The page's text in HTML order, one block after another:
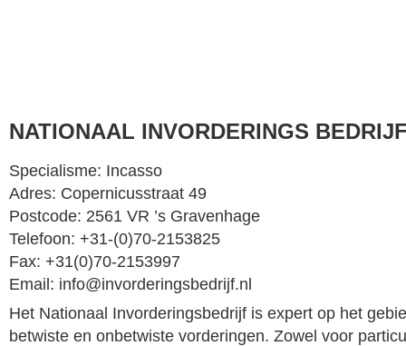
NATIONAAL INVORDERINGS
Specialisme: Incasso
Adres: Copernicusstraat 49
Postcode: 2561 VR ’s Gravenhage
Telefoon: +31-(0)70-2153825
Fax: +31(0)70-2153997
Email: info@invorderingsbedrijf.nl
Het Nationaal Invorderingsbedrijf is expert op het
betwiste en onbetwiste vorderingen. Zowel voor